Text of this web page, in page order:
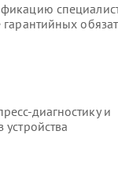
диагностику и